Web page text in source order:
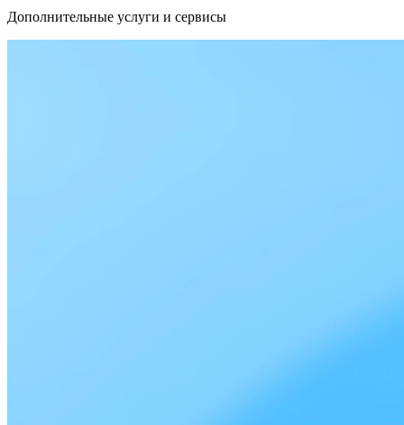
Дополнительные услуги и сервисы